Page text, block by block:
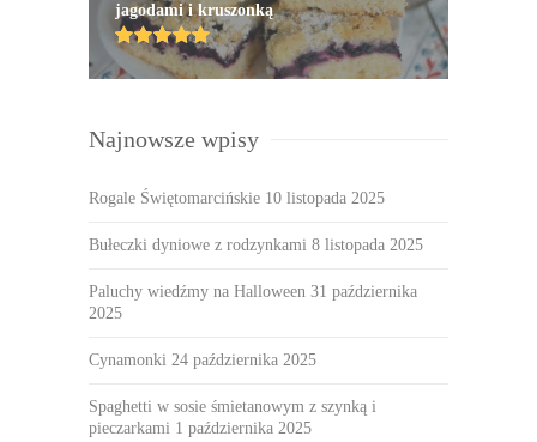
jagodami i kruszonką
Najnowsze wpisy
Rogale Świętomarcińskie 10 listopada 2025
Bułeczki dyniowe z rodzynkami 8 listopada 2025
Paluchy wiedźmy na Halloween 31 października
2025
Cynamonki 24 października 2025
Spaghetti w sosie śmietanowym z szynką i
pieczarkami 1 października 2025